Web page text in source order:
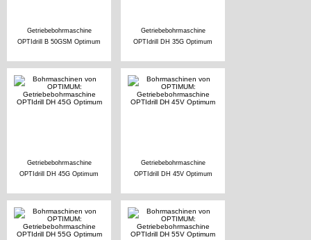
Getriebebohrmaschine
OPTIdrill B 50GSM Optimum
Getriebebohrmaschine
OPTIdrill DH 35G Optimum
Getriebebohrmaschine
OPTIdrill DH 45G Optimum
Getriebebohrmaschine
OPTIdrill DH 45V Optimum